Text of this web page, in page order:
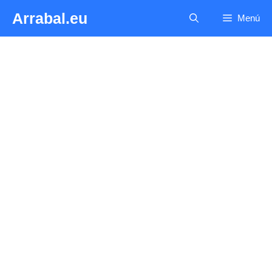
contenido
Arrabal.eu Menú